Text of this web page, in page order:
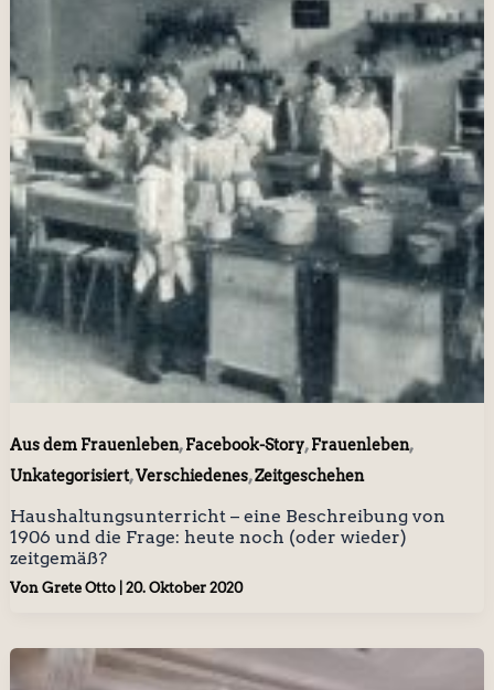
Aus dem Frauenleben,Facebook-Story,Frauenleben,
Unkategorisiert,Verschiedenes,Zeitgeschehen
Haushaltungsunterricht – eine Beschreibung von
1906 und die Frage: heute noch (oder wieder)
zeitgemäß?
Von Grete Otto 20. Oktober 2020